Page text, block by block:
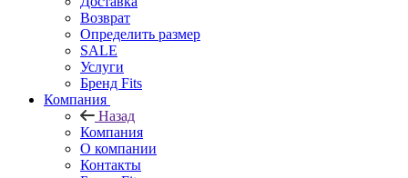
Возврат
Определить размер
SALE
Услуги
Бренд Fits
Компания
Назад
Компания
О компании
Контакты